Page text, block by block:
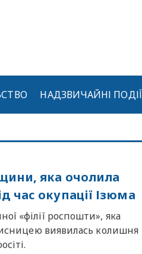
НАДЗВИЧАЙНІ ПОДІЇ
яка очолила
час окупації Ізюма
«філії роспошти», яка
виявилась колишня